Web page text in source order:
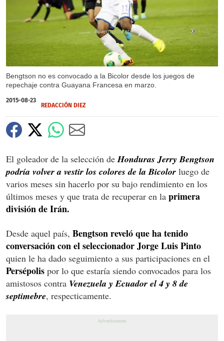
Bengtson no es convocado a la Bicolor desde los juegos de
repechaje contra Guayana Francesa en marzo.
X
2015-08-23
REDACCIÓN DIEZ
El goleador de la selección de Honduras Jerry Bengtson
podría volver a vestir los colores de la Bicolor luego de
varios meses sin hacerlo por su bajo rendimiento en los
últimos meses y que trata de recuperar en la primera
división de Irán.
Desde aquel país, Bengtson reveló que ha tenido
conversación con el seleccionador Jorge Luis Pinto
quien le ha dado seguimiento a sus participaciones en el
Persépolis por lo que estaría siendo convocados para los
amistosos contra Venezuela y Ecuador el 4 y 8 de
septimebre, respecticamente.